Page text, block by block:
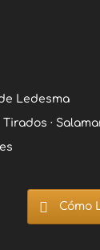
Ledesma
Tirados ·
Cómo